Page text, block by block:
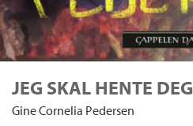
JEG SKAL HENTE DEG
Gine Cornelia Pedersen